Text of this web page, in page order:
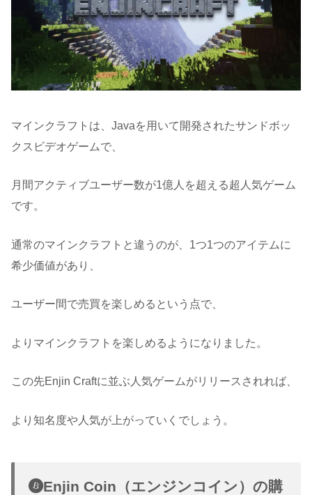
マインクラフトは、Javaを用いて開発されたサンドボッ
クスビデオゲームで、
月間アクティブユーザー数が1億人を超える超人気ゲーム
です。
通常のマインクラフトと違うのが、1つ1つのアイテムに
希少価値があり、
ユーザー間で売買を楽しめるという点で、
よりマインクラフトを楽しめるようになりました。
この先Enjin Craftに並ぶ人気ゲームがリリースされれば、
より知名度や人気が上がっていくでしょう。
Enjin Coin（エンジンコイン）の購